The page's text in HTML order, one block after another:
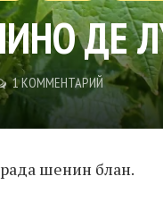
ДЕ
1 КОММЕНТАРИЙ
шенин блан.